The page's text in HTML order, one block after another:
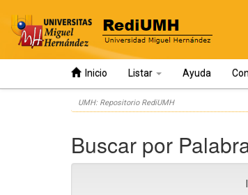
Inicio Listar Ayuda
UMH: Repositorio RediUMH
Buscar por